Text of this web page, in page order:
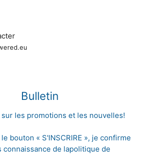
Bulletin
sur les promotions et les nouvelles!
bouton « S'INSCRIRE », je confirme
connaissance de lapolitique de